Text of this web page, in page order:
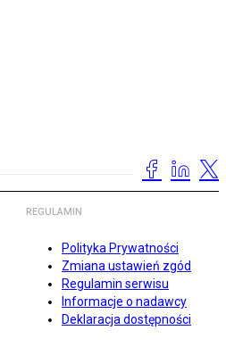
REGULAMIN
Polityka Prywatności
Zmiana ustawień zgód
Regulamin serwisu
Informacje o nadawcy
Deklaracja dostępności